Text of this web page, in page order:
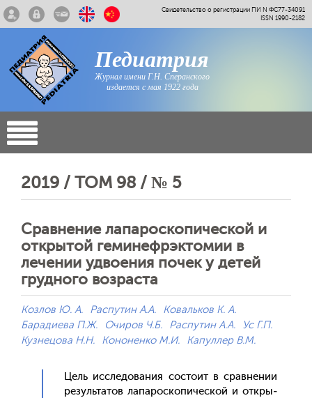
Свидетельство о регистрации ПИ N ФС77-34091
ISSN 1990-2182
Педиатрия
Журнал имени Г.Н. Сперанского
издается с мая 1922 года
2019 / ТОМ 98 / № 5
Сравнение лапароскопической и
открытой геминефрэктомии в
лечении удвоения почек у детей
грудного возраста
Козлов Ю. А. Распутин А.А.
Ковальков К. А.
Барадиева П.Ж.
Очиров Ч.Б. Распутин А.А.
Ус Г.П.
Кузнецова Н.Н.
Кононенко М.И. Капуллер В.М.
Цель ис­сле­дова­ния сос­то­ит в срав­не­нии
ре­зуль­та­тов ла­парос­ко­пичес­кой и от­кры­